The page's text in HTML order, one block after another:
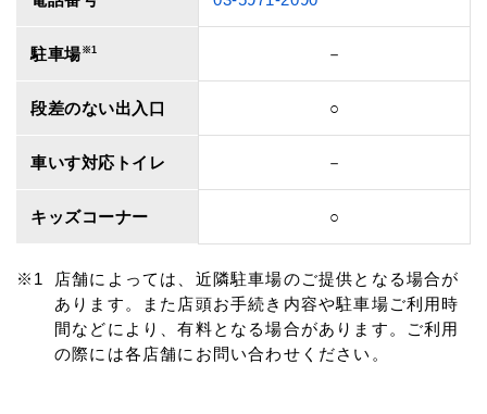
駐車場※1 －
段差のない出入口 ○
車いす対応トイレ －
キッズコーナー ○
店舗によっては、近隣駐車場のご提供となる場合が
あります。また店頭お手続き内容や駐車場ご利用時
間などにより、有料となる場合があります。ご利用
の際には各店舗にお問い合わせください。